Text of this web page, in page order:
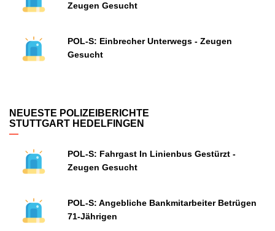
Zeugen Gesucht
POL-S: Einbrecher Unterwegs - Zeugen
Gesucht
NEUESTE POLIZEIBERICHTE
STUTTGART HEDELFINGEN
POL-S: Fahrgast In Linienbus Gestürzt -
Zeugen Gesucht
POL-S: Angebliche Bankmitarbeiter Betrügen
71-Jährigen